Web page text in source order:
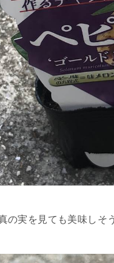
の実を見ても美味しそ